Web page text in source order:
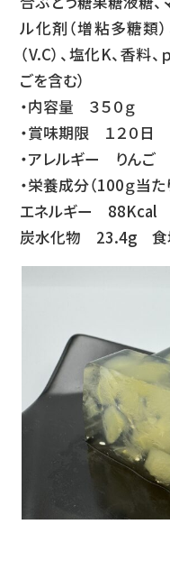
ル化剤（増粘多糖類
（V.C）、塩化K、香料
ごを含む）
・内容量 ３５０ｇ
・賞味期限 １２０日
・アレルギー りんご
・栄養成分（100ｇ当
エネルギー
炭水化物 23.4g